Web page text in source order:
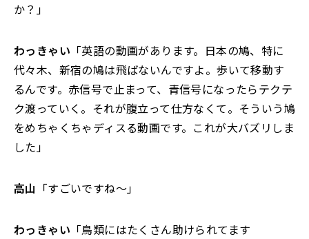
か？」
わっきゃい 「英語の動画があります。日本の鳩、特に
代々木、新宿の鳩は飛ばないんですよ。歩いて移動す
るんです。赤信号で止まって、青信号になったらテクテ
ク渡っていく。それが腹立って仕方なくて。そういう鳩
をめちゃくちゃディスる動画です。これが大バズリしま
した」
高山 「すごいですね～」
わっきゃい 「鳥類にはたくさん助けられてます